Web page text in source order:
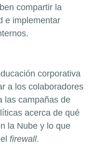
compartir la
e implementar
corporativa
a los colaboradores
las campañas de
acerca de qué
la Nube y lo que
firewall.